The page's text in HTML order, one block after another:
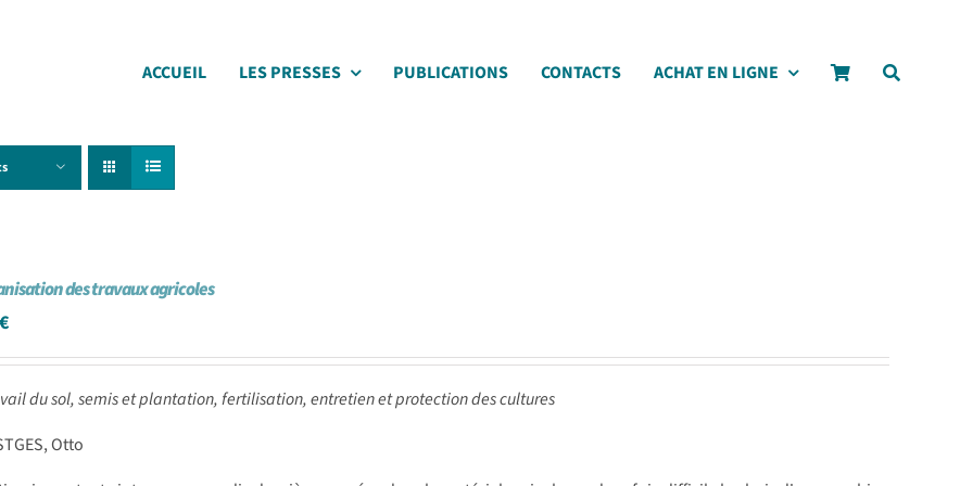
ACCUEIL LES PRESSES PUBLICATIONS CONTACTS ACHAT EN LIGNE
des travaux agricoles
€
du sol, semis et plantation, fertilisation, entretien et protection des cultures
Otto